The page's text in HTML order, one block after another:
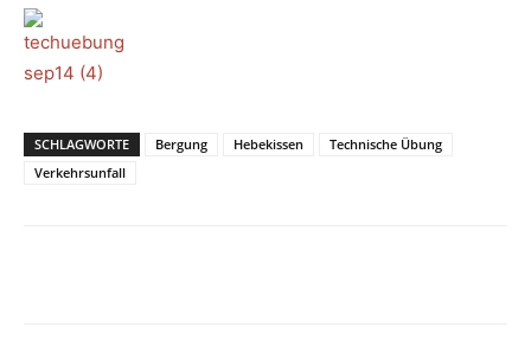
SCHLAGWORTE Bergung Hebekissen
Technische Übung
Verkehrsunfall